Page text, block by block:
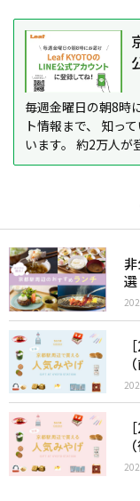
毎週金曜日の朝8時
ト情報まで、 知っ
います。 約2万人が